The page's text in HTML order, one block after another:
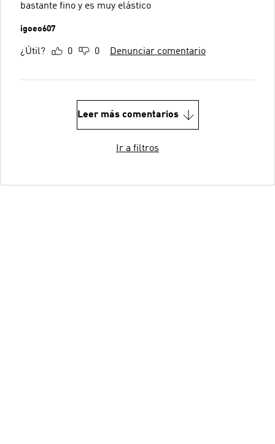
bastante fino y es muy elástico
igoeo607
¿Útil? 0 0 Denunciar comentario
Leer más comentarios
Ir a filtros